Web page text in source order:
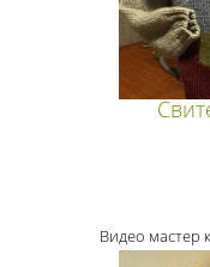
Видео мастер